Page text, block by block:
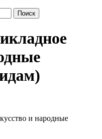
и народные